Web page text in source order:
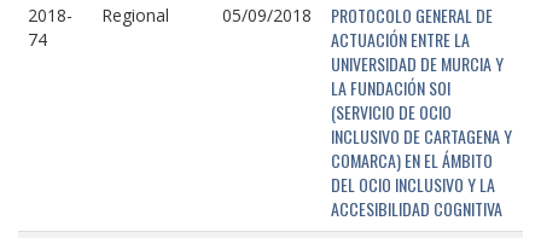
2018-
74
Regional 05/09/2018
PROTOCOLO GENERAL DE
ACTUACIÓN ENTRE LA
UNIVERSIDAD DE MURCIA Y
LA FUNDACIÓN SOI
(SERVICIO DE OCIO
INCLUSIVO DE CARTAGENA Y
COMARCA) EN EL ÁMBITO
DEL OCIO INCLUSIVO Y LA
ACCESIBILIDAD COGNITIVA